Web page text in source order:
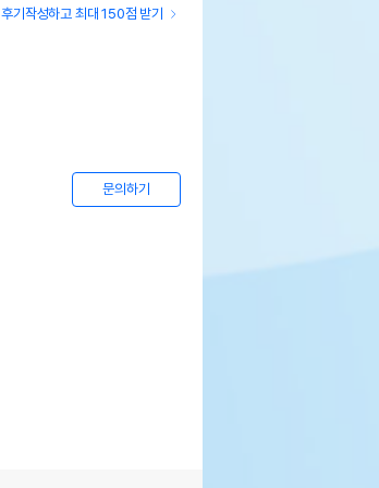
후기작성하고 최대 150점 받기
문의하기